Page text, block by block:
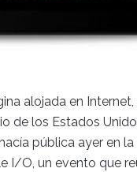
alojada en
de los Estados
pública ayer en
I/O, un evento que